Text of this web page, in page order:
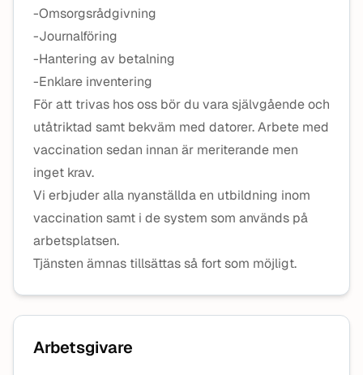
-Omsorgsrådgivning
-Journalföring
-Hantering av betalning
-Enklare inventering
För att trivas hos oss bör du vara självgående och
utåtriktad samt bekväm med datorer. Arbete med
vaccination sedan innan är meriterande men
inget krav.
Vi erbjuder alla nyanställda en utbildning inom
vaccination samt i de system som används på
arbetsplatsen.
Tjänsten ämnas tillsättas så fort som möjligt.
Arbetsgivare